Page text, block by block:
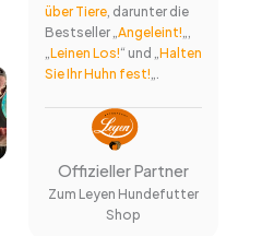
über Tiere, darunter die
Bestseller „Angeleint!„,
„Leinen Los!“ und „Halten
Sie Ihr Huhn fest!„.
Offizieller Partner
Zum Leyen Hundefutter
Shop